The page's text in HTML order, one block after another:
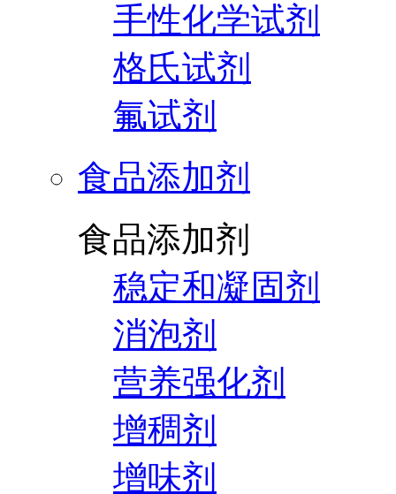
手性化学试剂
格氏试剂
氟试剂
食品添加剂
食品添加剂
稳定和凝固剂
消泡剂
营养强化剂
增稠剂
增味剂